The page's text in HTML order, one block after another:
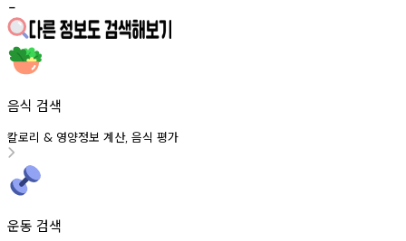
-
음식 검색
칼로리 & 영양정보 계산, 음식 평가
운동 검색